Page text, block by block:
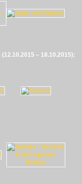
– 18.10.2015):